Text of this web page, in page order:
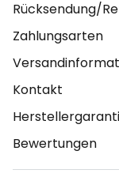
Rücksendung/
Zahlungsarten
Kontakt
Bewertungen